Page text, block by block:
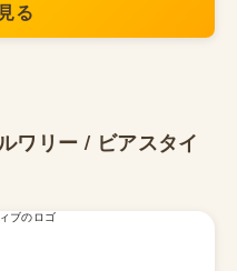
る
ワリー / ビアスタイ